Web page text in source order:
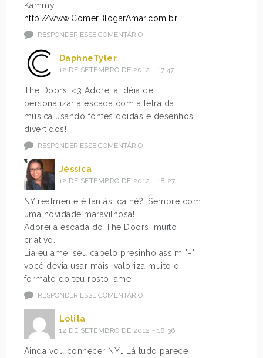
Kammy
http://www.ComerBlogarAmar.com.br
RESPONDER ESSE COMENTÁRIO
DaphneTyler
12 DE SETEMBRO DE 2012 - 17:47
The Doors! <3 Adorei a idéia de
personalizar a escada com a letra da
música usando fontes doidas e desenhos
divertidos!
RESPONDER ESSE COMENTÁRIO
Jéssica
12 DE SETEMBRO DE 2012 - 18:27
NY realmente é fantástica né?! Sempre com
uma novidade maravilhosa!
Adorei a escada do The Doors! muito
criativo.
Lia eu amei seu cabelo presinho assim *-*
você devia usar mais, valoriza muito o
formato do teu rosto! amei.
RESPONDER ESSE COMENTÁRIO
Lolita
12 DE SETEMBRO DE 2012 - 18:36
Ainda vou conhecer NY… Lá tudo parece